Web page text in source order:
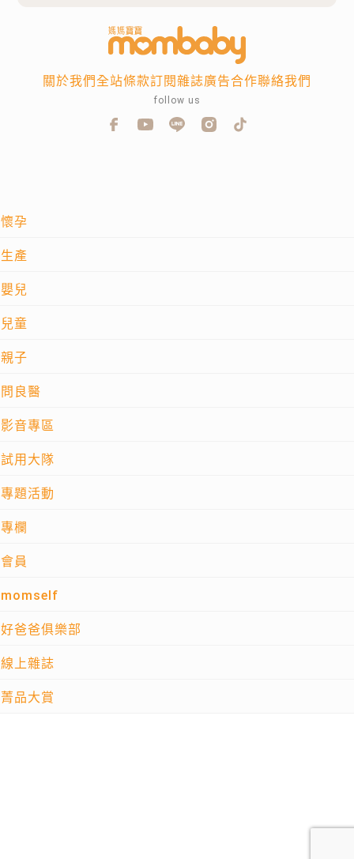
懷孕
生產
嬰兒
兒童
親子
問良醫
影音專區
試用大隊
專題活動
專欄
會員
momself
好爸爸俱樂部
線上雜誌
菁品大賞
關於我們全站條款訂閱雜誌廣告合作聯絡我們
follow us